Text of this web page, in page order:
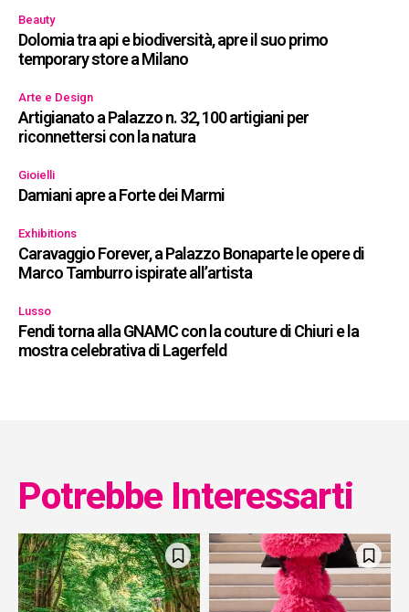
Beauty
Dolomia tra api e biodiversità, apre il suo primo
temporary store a Milano
Arte e Design
Artigianato a Palazzo n. 32, 100 artigiani per
riconnettersi con la natura
Gioielli
Damiani apre a Forte dei Marmi
Exhibitions
Caravaggio Forever, a Palazzo Bonaparte le opere di
Marco Tamburro ispirate all’artista
Lusso
Fendi torna alla GNAMC con la couture di Chiuri e la
mostra celebrativa di Lagerfeld
Potrebbe Interessarti